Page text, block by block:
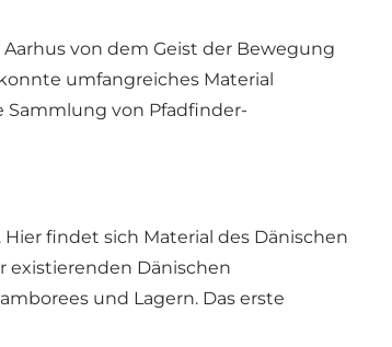
von dem Geist der Bewegung
umfangreiches Material
Sammlung von Pfadfinder-
findet sich Material des Dänischen
existierenden Dänischen
und Lagern. Das erste